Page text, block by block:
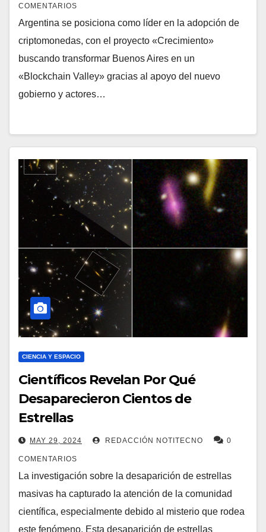
COMENTARIOS
COMENTARIOS
Argentina se posiciona como líder en la adopción de
criptomonedas, con el proyecto «Crecimiento»
buscando transformar Buenos Aires en un
«Blockchain Valley» gracias al apoyo del nuevo
gobierno y actores…
CIENCIA Y ESPACIO
Científicos Revelan Por Qué
Desaparecieron Cientos de
Estrellas
MAY 29, 2024 REDACCIÓN NOTITECNO 0
COMENTARIOS
La investigación sobre la desaparición de estrellas
masivas ha capturado la atención de la comunidad
científica, especialmente debido al misterio que rodea
este fenómeno. Esta desaparición de estrellas